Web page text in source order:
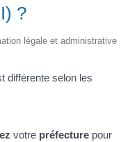
?
légale et administrative
différente selon les
votre préfecture pour